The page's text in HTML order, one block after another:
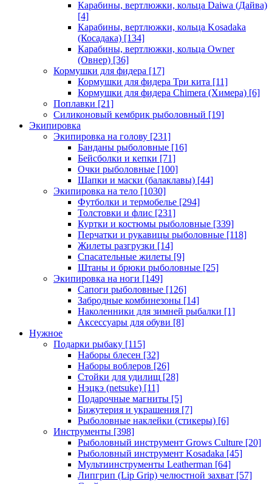
Карабины, вертлюжки, кольца Daiwa (Дайва)
[4]
Карабины, вертлюжки, кольца Kosadaka
(Косадака) [134]
Карабины, вертлюжки, кольца Owner
(Овнер) [36]
Кормушки для фидера [17]
Кормушки для фидера Три кита [11]
Кормушки для фидера Chimera (Химера) [6]
Поплавки [21]
Силиконовый кембрик рыболовный [19]
Экипировка
Экипировка на голову [231]
Банданы рыболовные [16]
Бейсболки и кепки [71]
Очки рыболовные [100]
Шапки и маски (балаклавы) [44]
Экипировка на тело [1030]
Футболки и термобелье [294]
Толстовки и флис [231]
Куртки и костюмы рыболовные [339]
Перчатки и рукавицы рыболовные [118]
Жилеты разгрузки [14]
Спасательные жилеты [9]
Штаны и брюки рыболовные [25]
Экипировка на ноги [149]
Сапоги рыболовные [126]
Забродные комбинезоны [14]
Наколенники для зимней рыбалки [1]
Аксессуары для обуви [8]
Нужное
Подарки рыбаку [115]
Наборы блесен [32]
Наборы воблеров [26]
Стойки для удилищ [28]
Нэцкэ (netsuke) [11]
Подарочные магниты [5]
Бижутерия и украшения [7]
Рыболовные наклейки (стикеры) [6]
Инструменты [398]
Рыболовный инструмент Grows Culture [20]
Рыболовный инструмент Kosadaka [45]
Мультиинструменты Leatherman [64]
Липгрип (Lip Grip) челюстной захват [57]